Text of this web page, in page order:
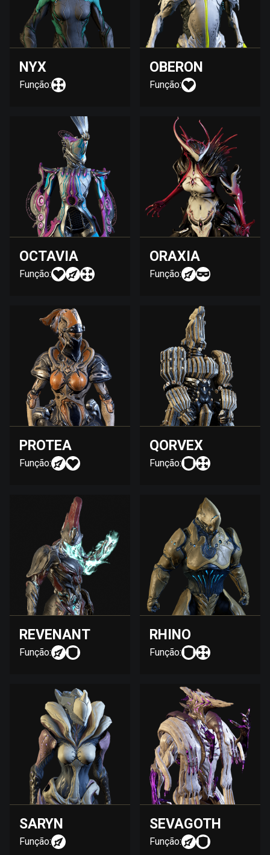
NYX
Função:
OBERON
Função:
OCTAVIA
Função:
ORAXIA
Função:
PROTEA
Função:
QORVEX
Função:
REVENANT
Função:
RHINO
Função:
SARYN
Função:
SEVAGOTH
Função: